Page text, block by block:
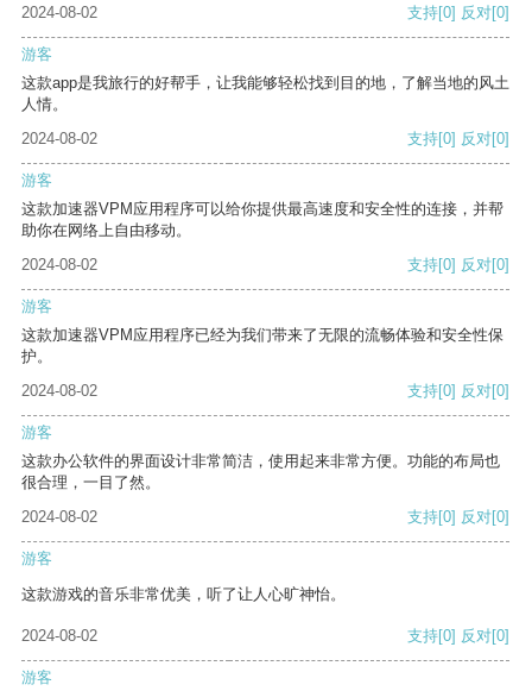
2024-08-02 支持[0] 反对[0]
游客
这款app是我旅行的好帮手，让我能够轻松找到目的地，了解当地的风土
人情。
2024-08-02
支持[0] 反对[0]
游客
这款加速器VPM应用程序可以给你提供最高速度和安全性的连接，并帮
助你在网络上自由移动。
2024-08-02
支持[0] 反对[0]
游客
这款加速器VPM应用程序已经为我们带来了无限的流畅体验和安全性保
护。
2024-08-02
支持[0] 反对[0]
游客
这款办公软件的界面设计非常简洁，使用起来非常方便。功能的布局也
很合理，一目了然。
2024-08-02
支持[0] 反对[0]
游客
这款游戏的音乐非常优美，听了让人心旷神怡。
2024-08-02 支持[0] 反对[0]
游客